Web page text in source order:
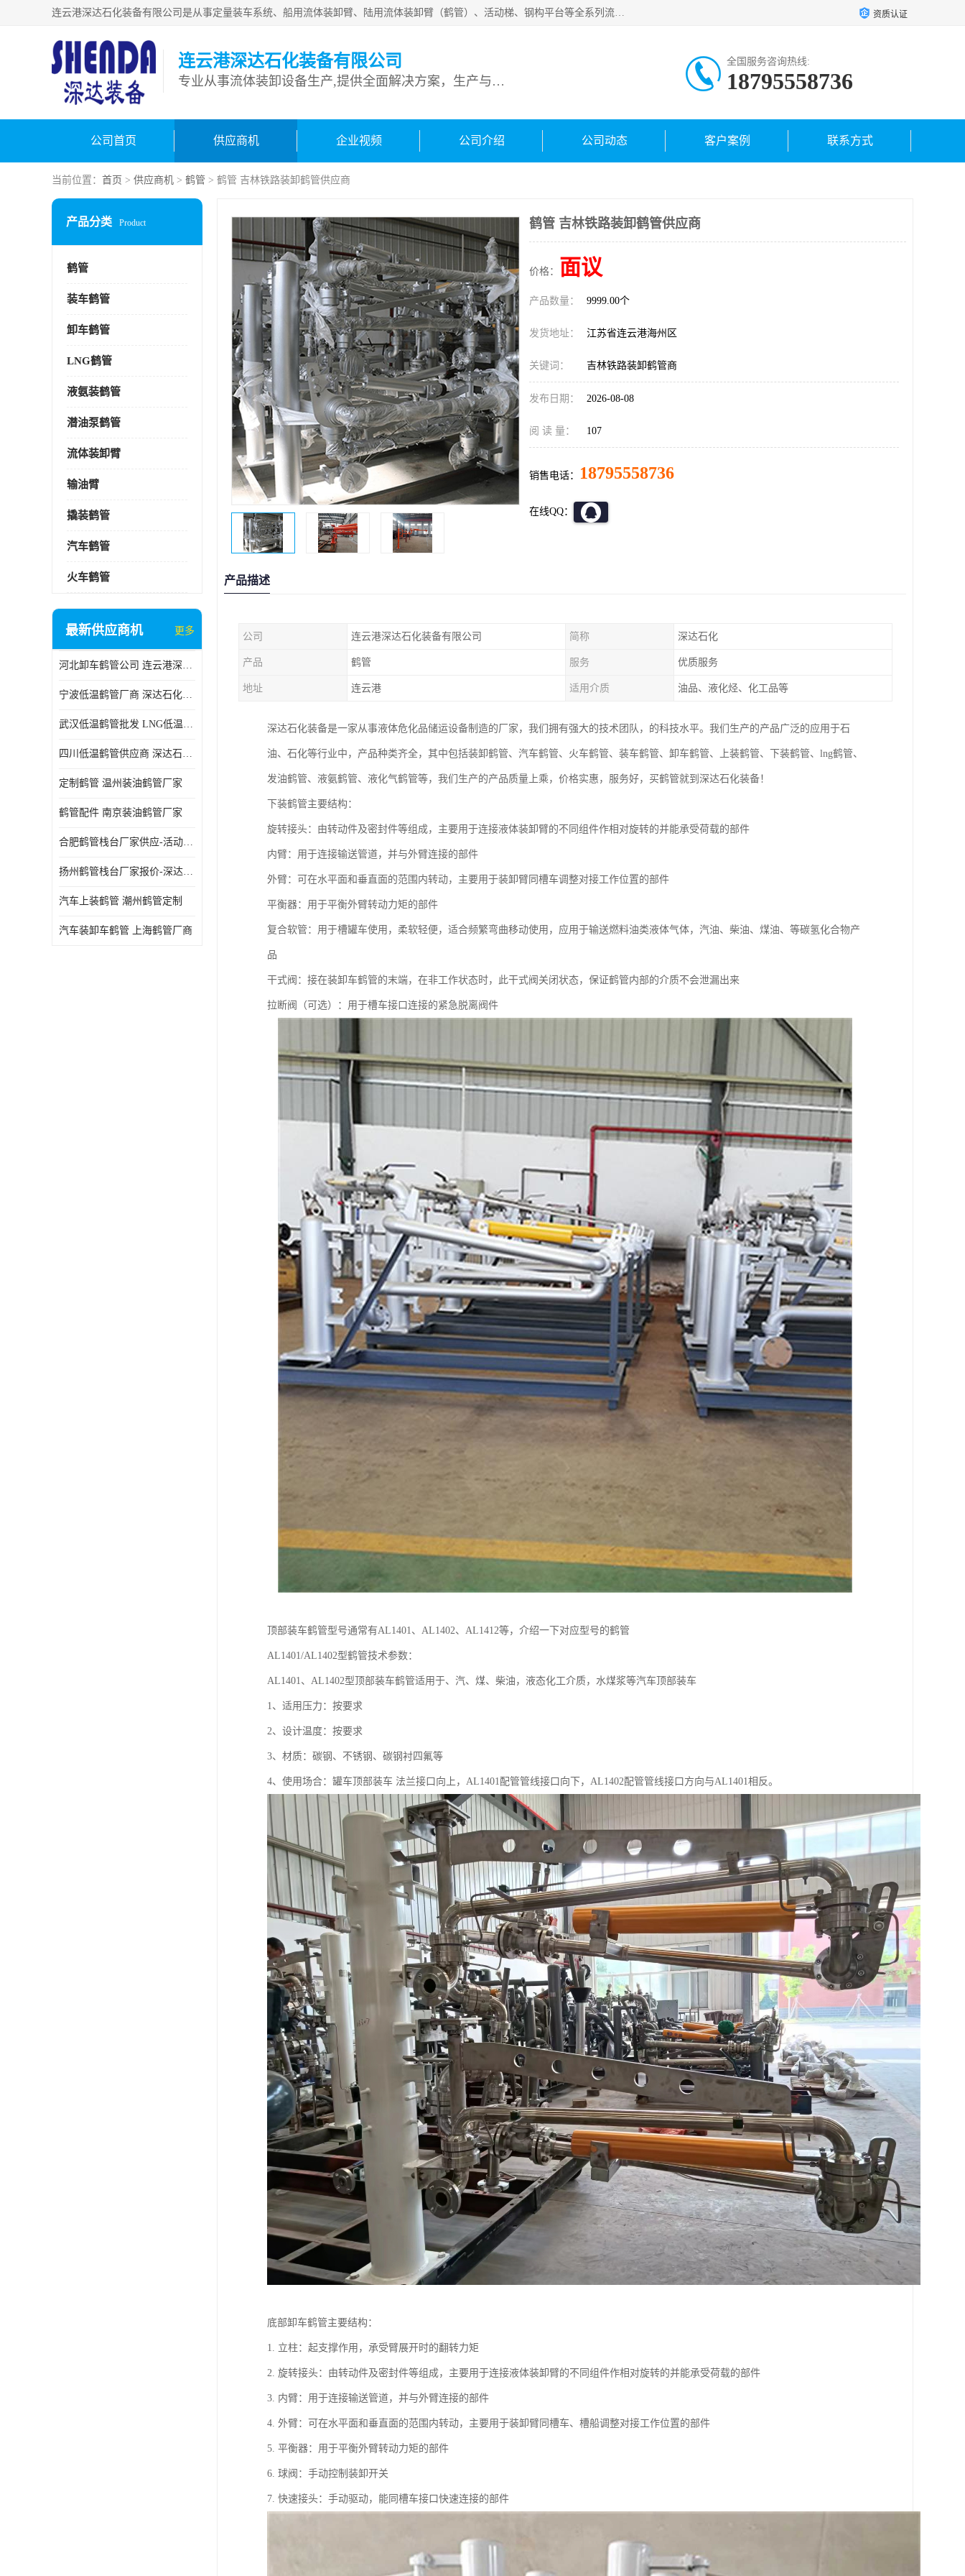
连云港深达石化装备有限公司是从事定量装车系统、船用流体装卸臂、陆用流体装卸臂（鹤管）、活动梯、钢构平台等全系列流体装卸设备的设计、制造、销售以及服务的专业供应商。公司始终以客户为中心，密切跟踪国内外油气储运及装卸设备先进技术的发展，以先进的技术、优质的产品、一流的服务，满足客户需求。 资质认证
连云港深达石化装备有限公司
专业从事流体装卸设备生产,提供全面解决方案，生产与定制服务
全国服务咨询热线:
18795558736
公司首页 供应商机 企业视频 公司介绍 公司动态 客户案例 联系方式
当前位置： 首页 > 供应商机 > 鹤管 > 鹤管 吉林铁路装卸鹤管供应商
产品分类 Product
鹤管
装车鹤管
卸车鹤管
LNG鹤管
液氨装鹤管
潜油泵鹤管
流体装卸臂
输油臂
撬装鹤管
汽车鹤管
火车鹤管
最新供应商机 更多
河北卸车鹤管公司 连云港深达石化装备有限公司
宁波低温鹤管厂商 深达石化装备有限公司
武汉低温鹤管批发 LNG低温鹤管生产商
四川低温鹤管供应商 深达石化装备
定制鹤管 温州装油鹤管厂家
鹤管配件 南京装油鹤管厂家
合肥鹤管栈台厂家供应-活动梯栈台厂商
扬州鹤管栈台厂家报价-深达石化装备有限公司
汽车上装鹤管 潮州鹤管定制
汽车装卸车鹤管 上海鹤管厂商
鹤管 吉林铁路装卸鹤管供应商
价格： 面议
产品数量： 9999.00个
发货地址： 江苏省连云港海州区
关键词： 吉林铁路装卸鹤管商
发布日期： 2026-08-08
阅 读 量： 107
销售电话： 18795558736
在线QQ：
产品描述
公司 连云港深达石化装备有限公司 简称 深达石化
产品 鹤管 服务 优质服务
地址 连云港 适用介质 油品、液化烃、化工品等
深达石化装备是一家从事液体危化品储运设备制造的厂家，我们拥有强大的技术团队，的科技水平。我们生产的产品广泛的应用于石
油、石化等行业中，产品种类齐全，其中包括装卸鹤管、汽车鹤管、火车鹤管、装车鹤管、卸车鹤管、上装鹤管、下装鹤管、lng鹤管、
发油鹤管、液氨鹤管、液化气鹤管等，我们生产的产品质量上乘，价格实惠，服务好，买鹤管就到深达石化装备！
下装鹤管主要结构：
旋转接头：由转动件及密封件等组成，主要用于连接液体装卸臂的不同组件作相对旋转的并能承受荷载的部件
内臂：用于连接输送管道，并与外臂连接的部件
外臂：可在水平面和垂直面的范围内转动，主要用于装卸臂同槽车调整对接工作位置的部件
平衡器：用于平衡外臂转动力矩的部件
复合软管：用于槽罐车使用，柔软轻便，适合频繁弯曲移动使用，应用于输送燃料油类液体气体，汽油、柴油、煤油、等碳氢化合物产
品
干式阀：接在装卸车鹤管的末端，在非工作状态时，此干式阀关闭状态，保证鹤管内部的介质不会泄漏出来
拉断阀（可选）：用于槽车接口连接的紧急脱离阀件
顶部装车鹤管型号通常有AL1401、AL1402、AL1412等，介绍一下对应型号的鹤管
AL1401/AL1402型鹤管技术参数：
AL1401、AL1402型顶部装车鹤管适用于、汽、煤、柴油，液态化工介质，水煤浆等汽车顶部装车
1、适用压力：按要求
2、设计温度：按要求
3、材质：碳钢、不锈钢、碳钢衬四氟等
4、使用场合：罐车顶部装车 法兰接口向上，AL1401配管管线接口向下，AL1402配管管线接口方向与AL1401相反。
底部卸车鹤管主要结构：
1. 立柱：起支撑作用，承受臂展开时的翻转力矩
2. 旋转接头：由转动件及密封件等组成，主要用于连接液体装卸臂的不同组件作相对旋转的并能承受荷载的部件
3. 内臂：用于连接输送管道，并与外臂连接的部件
4. 外臂：可在水平面和垂直面的范围内转动，主要用于装卸臂同槽车、槽船调整对接工作位置的部件
5. 平衡器：用于平衡外臂转动力矩的部件
6. 球阀：手动控制装卸开关
7. 快速接头：手动驱动，能同槽车接口快速连接的部件